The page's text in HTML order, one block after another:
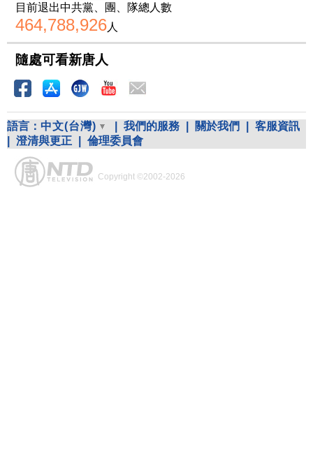
目前退出中共黨、團、隊總人數
464,788,926人
隨處可看新唐人
語言： 中文(台灣) 我們的服務 關於我們
客服資訊
澄清與更正 倫理委員會
Copyright ©2002-2026